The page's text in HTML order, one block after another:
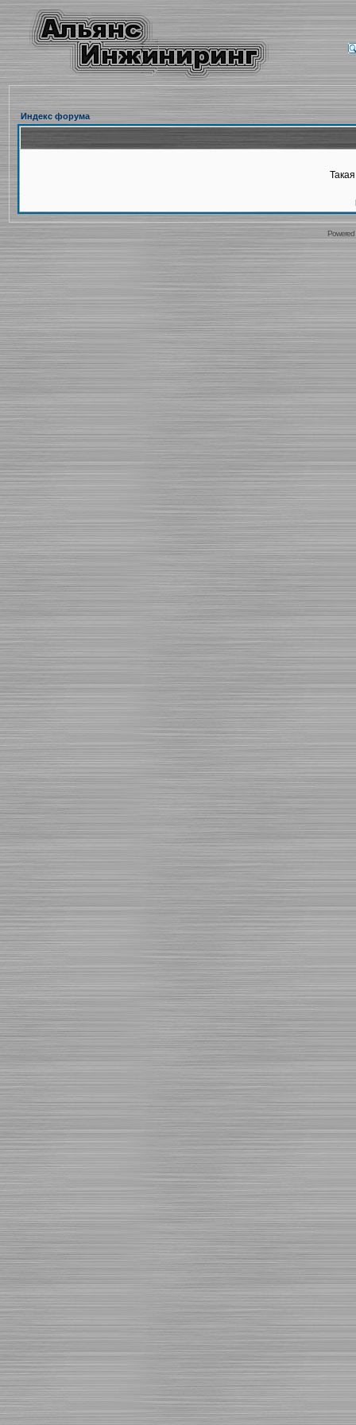
Индекс форума